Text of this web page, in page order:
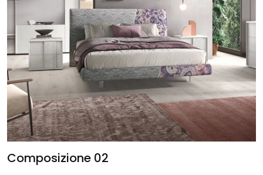
Composizione 02